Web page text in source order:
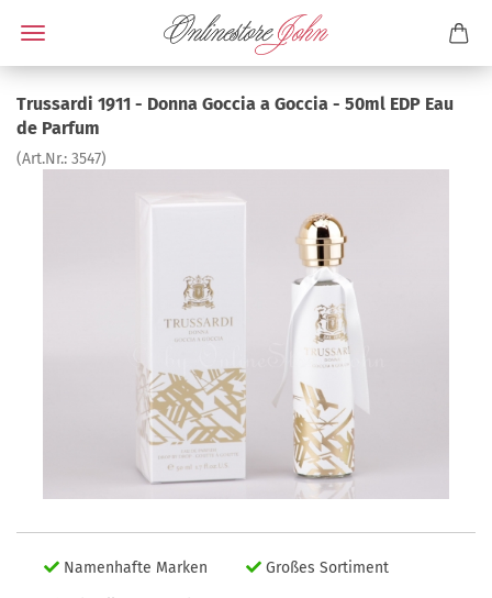
Trussardi 1911 - Donna Goccia a Goccia - 50ml EDP Eau
de Parfum
(Art.Nr.: 3547)
Namenhafte Marken
Großes Sortiment